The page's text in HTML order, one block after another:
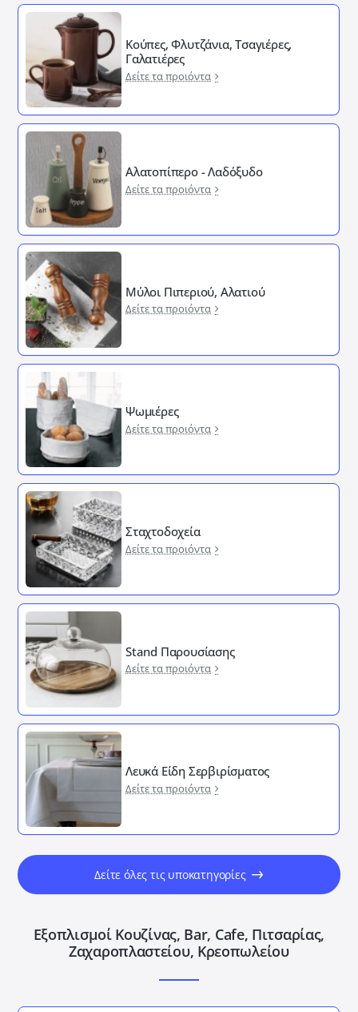
Κούπες, Φλυτζάνια, Τσαγιέρες,
Γαλατιέρες
Δείτε τα προιόντα
Αλατοπίπερο - Λαδόξυδο
Δείτε τα προιόντα
Μύλοι Πιπεριού, Αλατιού
Δείτε τα προιόντα
Ψωμιέρες
Δείτε τα προιόντα
Σταχτοδοχεία
Δείτε τα προιόντα
Stand Παρουσίασης
Δείτε τα προιόντα
Λευκά Είδη Σερβιρίσματος
Δείτε τα προιόντα
Δείτε όλες τις υποκατηγορίες
Εξοπλισμοί Κουζίνας, Bar, Cafe, Πιτσαρίας,
Ζαχαροπλαστείου, Κρεοπωλείου